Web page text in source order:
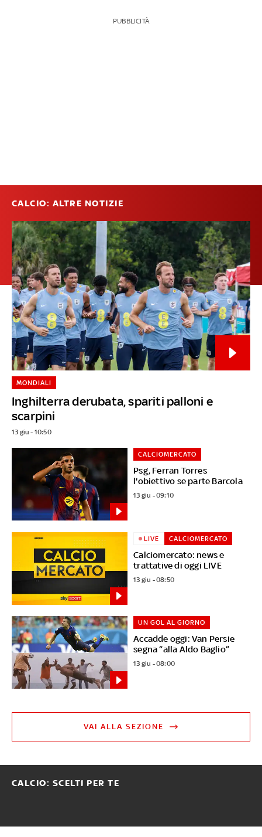
PUBBLICITÀ
CALCIO: ALTRE NOTIZIE
Inghilterra derubata, spariti palloni e
scarpini
MONDIALI
13 giu - 10:50
Psg, Ferran Torres
l'obiettivo se parte Barcola
CALCIOMERCATO
13 giu - 09:10
Calciomercato: news e
trattative di oggi LIVE
LIVE CALCIOMERCATO
13 giu - 08:50
Accadde oggi: Van Persie
segna “alla Aldo Baglio”
UN GOL AL GIORNO
13 giu - 08:00
VAI ALLA SEZIONE
CALCIO: SCELTI PER TE